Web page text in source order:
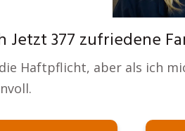
Jetzt 377 zufriedene
Haftpflicht, aber als ich